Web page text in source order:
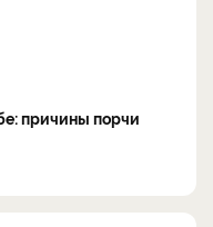
причины порчи